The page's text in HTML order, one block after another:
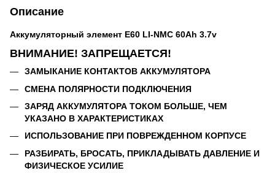
Описание
Аккумуляторный элемент E60 LI-NMC 60Ah 3.7v
ВНИМАНИЕ! ЗАПРЕЩАЕТСЯ!
ЗАМЫКАНИЕ КОНТАКТОВ АККУМУЛЯТОРА
СМЕНА ПОЛЯРНОСТИ ПОДКЛЮЧЕНИЯ
ЗАРЯД АККУМУЛЯТОРА ТОКОМ БОЛЬШЕ, ЧЕМ
УКАЗАНО В ХАРАКТЕРИСТИКАХ
ИСПОЛЬЗОВАНИЕ ПРИ ПОВРЕЖДЕННОМ КОРПУСЕ
РАЗБИРАТЬ, БРОСАТЬ, ПРИКЛАДЫВАТЬ ДАВЛЕНИЕ И
ФИЗИЧЕСКОЕ УСИЛИЕ